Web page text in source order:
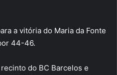
a vitória do Maria da Fonte
44-46.
do BC Barcelos e